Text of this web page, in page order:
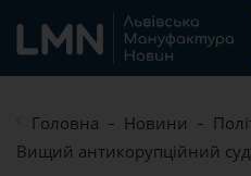
Головна Новини
Вищий антикорупційний